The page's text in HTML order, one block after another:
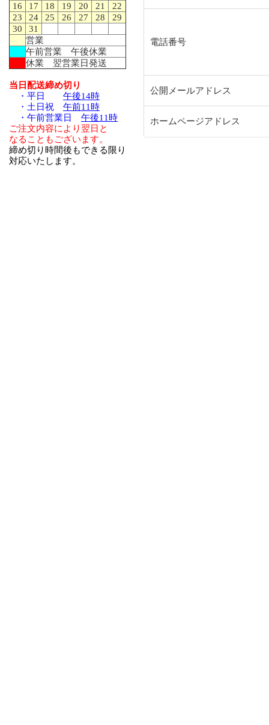
16
17 18 19 20 21
22
23
24 25 26 27 28
29
30
31
営業
午前営業 午後休業
休業 翌営業日発送
当日配送締め切り
・平日 午後14時
・土日祝 午前11時
・午前営業日 午後11時
ご注文内容により翌日と
なることもございます。
締め切り時間後もできる限り
対応いたします。
電話番号
公開メールアドレス
ホームページアドレス